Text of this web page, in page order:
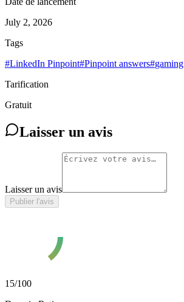
July 2, 2026
Tags
#LinkedIn Pinpoint#Pinpoint answers#gaming
Tarification
Gratuit
Laisser un avis
Laisser un avis
Publier l'avis
15/100